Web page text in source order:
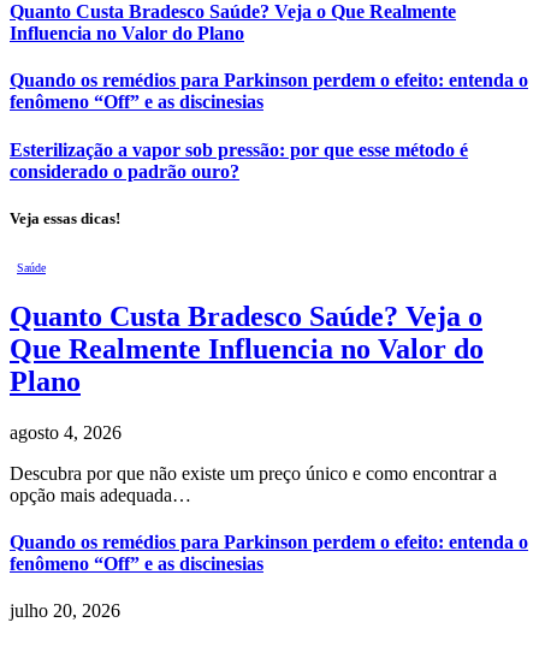
Quanto Custa Bradesco Saúde? Veja o Que Realmente
Influencia no Valor do Plano
Quando os remédios para Parkinson perdem o efeito: entenda o
fenômeno “Off” e as discinesias
Esterilização a vapor sob pressão: por que esse método é
considerado o padrão ouro?
Veja essas dicas!
Saúde
Quanto Custa Bradesco Saúde? Veja o
Que Realmente Influencia no Valor do
Plano
agosto 4, 2026
Descubra por que não existe um preço único e como encontrar a
opção mais adequada…
Quando os remédios para Parkinson perdem o efeito: entenda o
fenômeno “Off” e as discinesias
julho 20, 2026